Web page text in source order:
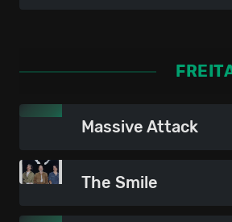
Massive Attack
The Smile